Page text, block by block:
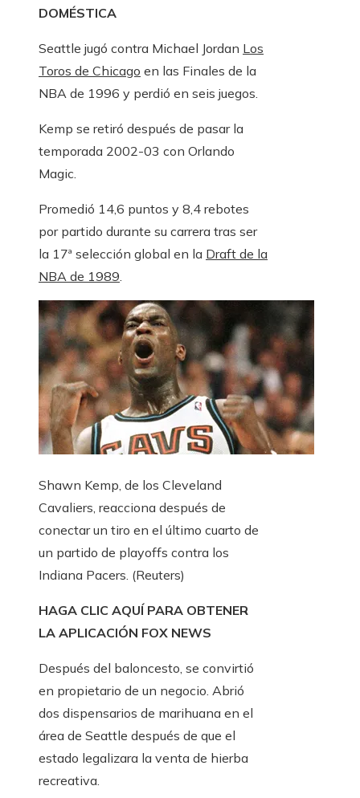
DOMÉSTICA
Seattle jugó contra Michael Jordan Los
Toros de Chicago en las Finales de la
NBA de 1996 y perdió en seis juegos.
Kemp se retiró después de pasar la
temporada 2002-03 con Orlando
Magic.
Promedió 14,6 puntos y 8,4 rebotes
por partido durante su carrera tras ser
la 17ª selección global en la Draft de la
NBA de 1989.
Shawn Kemp, de los Cleveland
Cavaliers, reacciona después de
conectar un tiro en el último cuarto de
un partido de playoffs contra los
Indiana Pacers. (Reuters)
HAGA CLIC AQUÍ PARA OBTENER
LA APLICACIÓN FOX NEWS
Después del baloncesto, se convirtió
en propietario de un negocio. Abrió
dos dispensarios de marihuana en el
área de Seattle después de que el
estado legalizara la venta de hierba
recreativa.